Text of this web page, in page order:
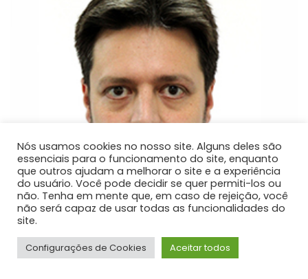
Nós usamos cookies no nosso site. Alguns deles são
essenciais para o funcionamento do site, enquanto
que outros ajudam a melhorar o site e a experiência
do usuário. Você pode decidir se quer permiti-los ou
não. Tenha em mente que, em caso de rejeição, você
não será capaz de usar todas as funcionalidades do
site.
Configurações de Cookies Aceitar todos